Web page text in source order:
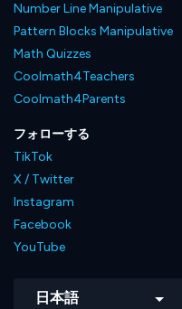
Number Line Manipulative
Pattern Blocks Manipulative
Math Quizzes
Coolmath4Teachers
Coolmath4Parents
フォローする
TikTok
X / Twitter
Instagram
Facebook
YouTube
日本語